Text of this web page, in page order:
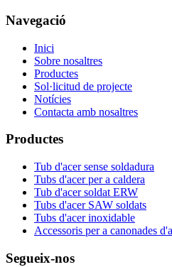
Navegació
Inici
Sobre nosaltres
Productes
Sol·licitud de projecte
Notícies
Contacta amb nosaltres
Productes
Tub d'acer sense soldadura
Tubs d'acer per a caldera
Tub d'acer soldat ERW
Tubs d'acer SAW soldats
Tubs d'acer inoxidable
Accessoris per a canonades
Segueix-nos